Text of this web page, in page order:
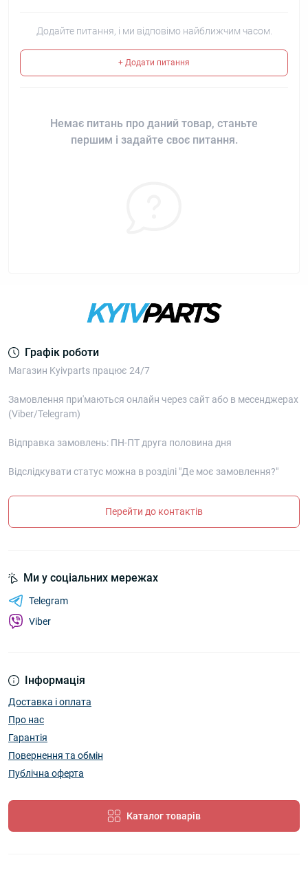
Додайте питання, і ми відповімо найближчим часом.
+ Додати питання
Немає питань про даний товар, станьте
першим і задайте своє питання.
Графік роботи
Магазин Kyivparts працює 24/7
Замовлення при'маються онлайн через сайт або в месенджерах
(Viber/Telegram)
Відправка замовлень: ПН-ПТ друга половина дня
Відслідкувати статус можна в розділі "Де моє замовлення?"
Перейти до контактів
Інформація
Доставка і оплата
Про нас
Гарантія
Повернення та обмін
Публічна оферта
Каталог товарів
Ми у соціальних мережах
Telegram
Viber